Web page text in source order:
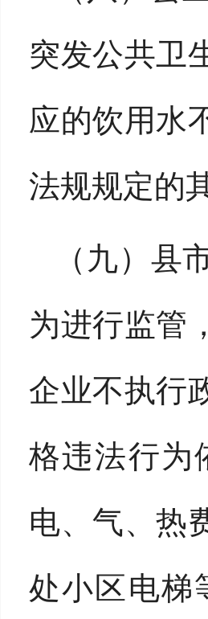
突发公共卫
应的饮用水
法规规定的
（九）县
为进行监管
企业不执行
格违法行为
电、气、热
处小区电梯